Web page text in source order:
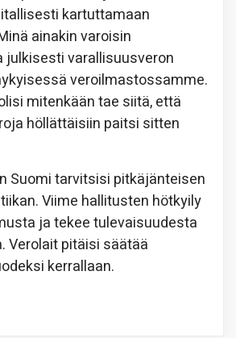
kartuttamaan
ainakin varoisin
julkisesti varallisuusveron
veroilmastossamme.
mitenkään tae siitä, että
höllättäisiin paitsi sitten
Suomi tarvitsisi pitkäjänteisen
Viime hallitusten hötkyily
ja tekee tulevaisuudesta
Verolait pitäisi säätää
kerrallaan.